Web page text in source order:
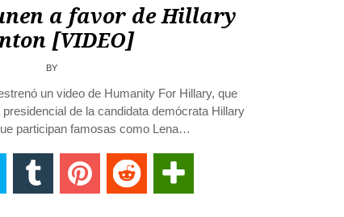
a favor de Hillary
[VIDEO]
BY
un video de Humanity For Hillary, que
de la candidata demócrata Hillary
participan famosas como Lena…